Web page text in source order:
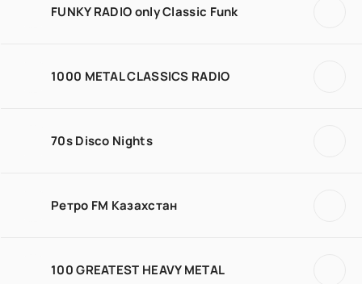
FUNKY RADIO only Classic Funk
1000 METAL CLASSICS RADIO
70s Disco Nights
Ретро FM Казахстан
100 GREATEST HEAVY METAL